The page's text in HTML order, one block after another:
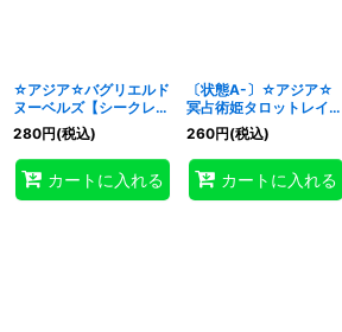
☆アジア☆バグリエルド
ヌーベルズ【シークレッ
ト】{アジアDBWS-
JP034}《儀式》
280円(税込)
カートに入れる
〔状態A-〕☆アジア☆
冥占術姫タロットレイス
【プリズマティックシー
クレット】{アジア
DABL-JP038}《儀式》
260円(税込)
カートに入れる